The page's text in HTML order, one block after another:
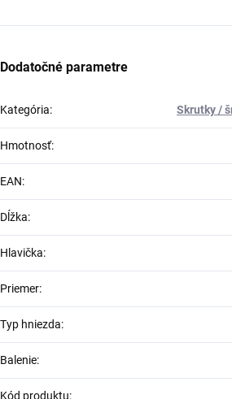
Dodatočné parametre
Kategória: Skrutky /
Hmotnosť:
EAN:
Dĺžka:
Hlavička:
Priemer:
Typ hniezda:
Balenie:
Kód produktu: